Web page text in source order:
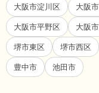
大阪市淀川区 大阪
大阪市平野区 大阪
堺市東区 堺市西区
豊中市 池田市